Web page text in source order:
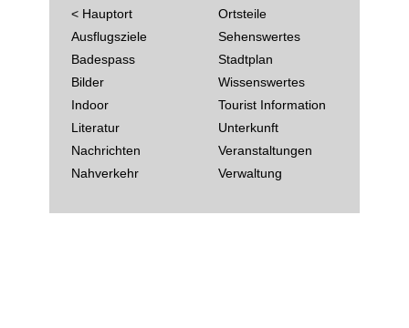
< Hauptort
Ausflugsziele
Badespass
Bilder
Indoor
Literatur
Nachrichten
Nahverkehr
Ortsteile
Sehenswertes
Stadtplan
Wissenswertes
Tourist Information
Unterkunft
Veranstaltungen
Verwaltung